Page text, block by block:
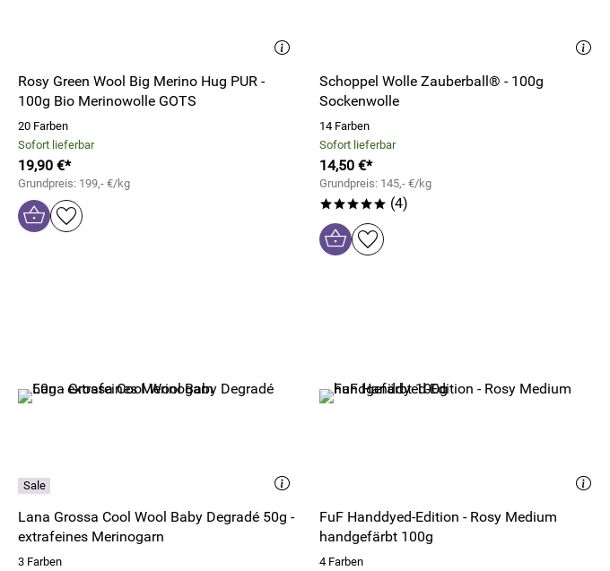
Rosy Green Wool Big Merino Hug PUR -
100g Bio Merinowolle GOTS
20 Farben
Sofort lieferbar
19,90 €*
Grundpreis: 199,- €/kg
Schoppel Wolle Zauberball® - 100g
Sockenwolle
14 Farben
Sofort lieferbar
14,50 €*
Grundpreis: 145,- €/kg
***** (4)
Lana Grossa Cool Wool Baby Degradé 50g -
extrafeines Merinogarn
3 Farben
FuF Handdyed-Edition - Rosy Medium
handgefärbt 100g
4 Farben